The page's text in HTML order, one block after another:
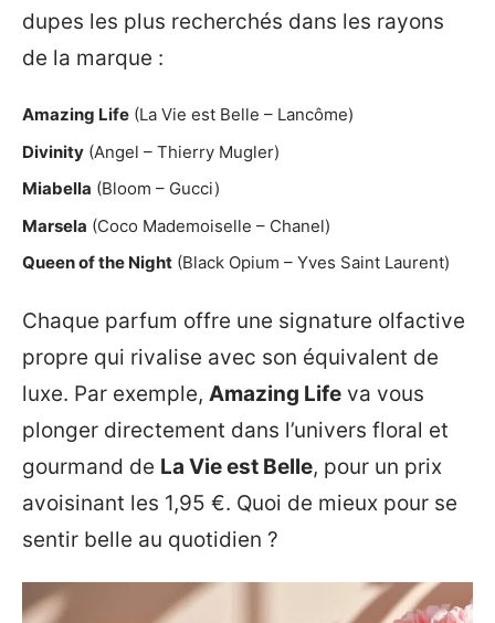
dupes les plus recherchés dans les rayons
de la marque :
Amazing Life (La Vie est Belle – Lancôme)
Divinity (Angel – Thierry Mugler)
Miabella (Bloom – Gucci)
Marsela (Coco Mademoiselle – Chanel)
Queen of the Night (Black Opium – Yves Saint Laurent)
Chaque parfum offre une signature olfactive
propre qui rivalise avec son équivalent de
luxe. Par exemple, Amazing Life va vous
plonger directement dans l’univers floral et
gourmand de La Vie est Belle, pour un prix
avoisinant les 1,95 €. Quoi de mieux pour se
sentir belle au quotidien ?